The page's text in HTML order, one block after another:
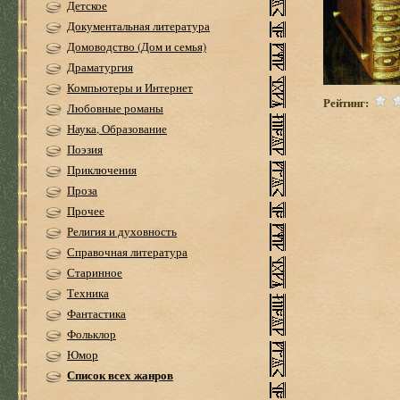
Детское
Документальная литература
Домоводство (Дом и семья)
Драматургия
Компьютеры и Интернет
Любовные романы
Наука, Образование
Поэзия
Приключения
Проза
Прочее
Религия и духовность
Справочная литература
Старинное
Техника
Фантастика
Фольклор
Юмор
Список всех жанров
Рейтинг: